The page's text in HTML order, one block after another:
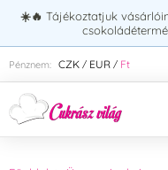
☀️🔥 Tájékoztatjuk
Pénznem: CZK / EUR / Ft
Adja meg a